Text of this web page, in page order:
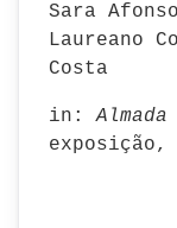
Sara
Laureano
Costa
in:A
exposição,